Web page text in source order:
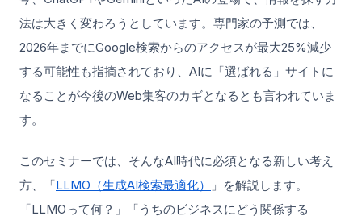
法は大きく変わろうとしています。専門家の予測では、
2026年までにGoogle検索からのアクセスが最大25%減少
する可能性も指摘されており、AIに「選ばれる」サイトに
なることが今後のWeb集客のカギとなるとも言われていま
す。
このセミナーでは、そんなAI時代に必須となる新しい考え
方、「LLMO（生成AI検索最適化）
」を解説します。
「LLMOって何？」「うちのビジネスにどう関係する